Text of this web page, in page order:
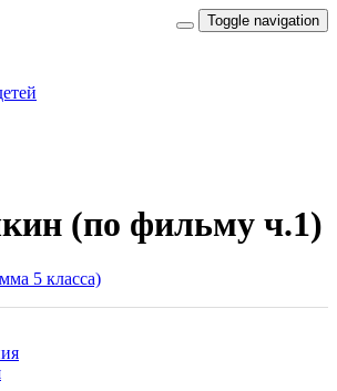
Toggle navigation
(по фильму ч.1)
5 класса)